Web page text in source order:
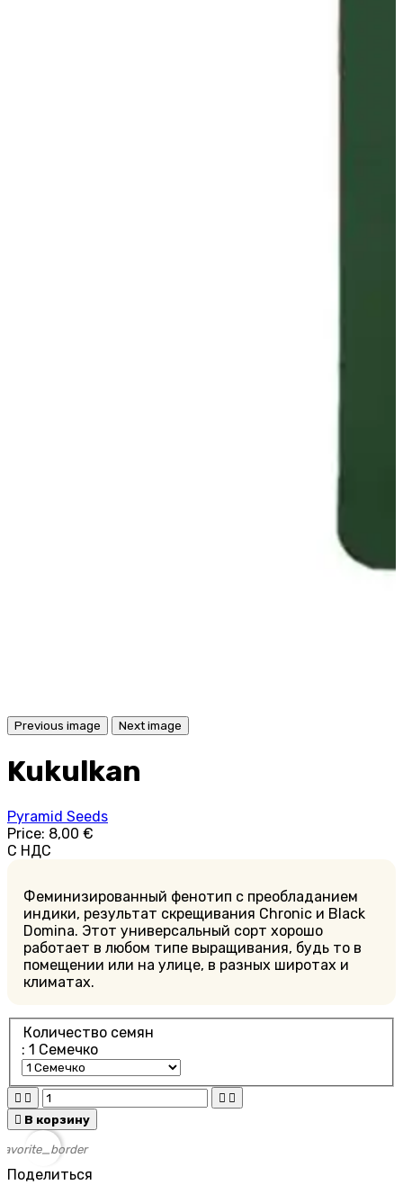
Previous image Next image
Kukulkan
Pyramid Seeds
Price: 8,00 €
С НДС
Феминизированный фенотип с преобладанием
индики, результат скрещивания Chronic и Black
Domina. Этот универсальный сорт хорошо
работает в любом типе выращивания, будь то в
помещении или на улице, в разных широтах и
климатах.
Количество семян
: 1 Cемечко
   
 В корзину
favorite_border
Поделиться